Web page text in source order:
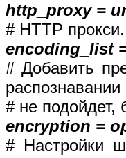
http_proxy =
# HTTP
encoding_list
# Добавить
# не подойдет,
encryption =
# Настройки